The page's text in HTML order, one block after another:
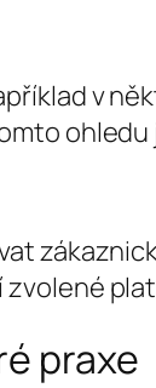
v
ohledu
praxe